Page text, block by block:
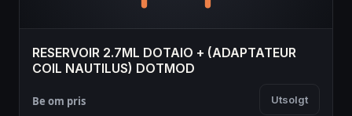
RESERVOIR 2.7ML DOTAIO + (ADAPTATEUR
COIL NAUTILUS) DOTMOD
Be om pris Utsolgt